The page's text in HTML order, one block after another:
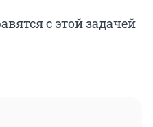
с этой задачей